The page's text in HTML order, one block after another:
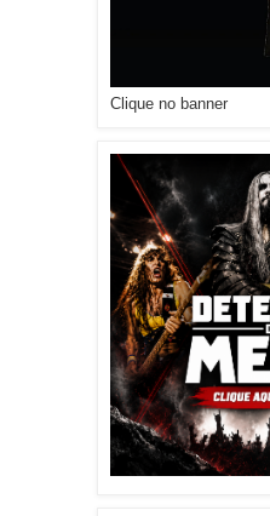
Clique no banner